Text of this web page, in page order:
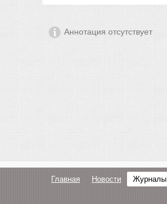
Аннотация отсутствует
Главная Новости Журналы